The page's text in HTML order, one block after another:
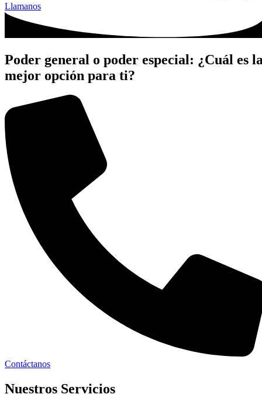
Llamanos
Poder general o poder especial: ¿Cuál es
mejor opción para ti?
Contáctanos
Nuestros Servicios